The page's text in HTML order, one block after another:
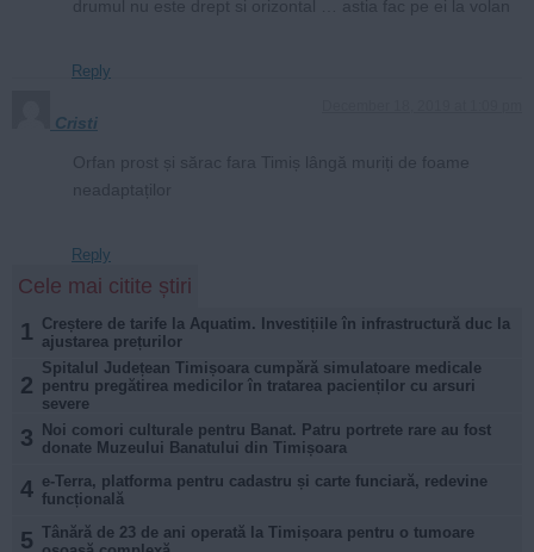
Reply
Cristi
Reply
Cele mai citite știri
1 Creștere de tarife la Aquatim. Investițiile în infrastructură duc la
ajustarea prețurilor
2
Spitalul Județean Timișoara cumpără simulatoare medicale
pentru pregătirea medicilor în tratarea pacienților cu arsuri
severe
3
Noi comori culturale pentru Banat. Patru portrete rare au fost
donate Muzeului Banatului din Timișoara
4 e-Terra, platforma pentru cadastru și carte funciară, redevine
funcțională
5 Tânără de 23 de ani operată la Timișoara pentru o tumoare